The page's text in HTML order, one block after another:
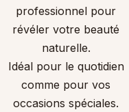
professionnel pour
révéler votre beauté
naturelle.
Idéal pour le quotidien
comme pour vos
occasions spéciales.